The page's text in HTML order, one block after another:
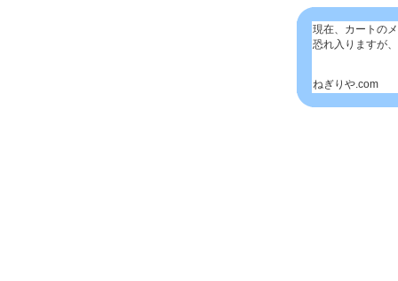
現在、カートの
恐れ入りますが
ねぎりや.com